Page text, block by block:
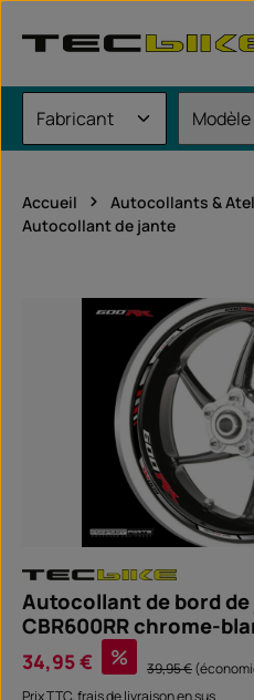
Accueil Autocollants &
Autocollant de jante
Ignorer la galerie d'images
Autocollant de bord
CBR600RR chrome-
Prix de vente :
34,95 € % Prix régulier :
39,95 €
Prix TTC, frais de livraison en sus